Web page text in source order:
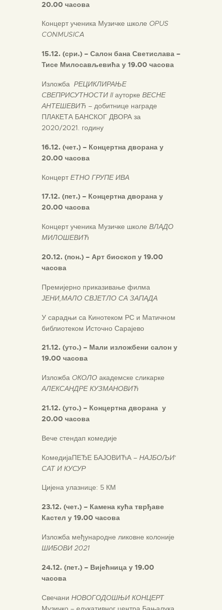
20.00 часова
Концерт ученика Музичке школе OPUS
CONMUSICA
15.12. (сри.) – Салон бана Светислава –
Тисе Милосављевића у 19.00 часова
Изложба РЕЦИКЛИРАЊЕ
СВЕПРИСУТНОСТИ IIауторке ВЕСНЕ
АНТЕШЕВИЋ – добитнице награде
ПЛАКЕТА БАНСКОГ ДВОРА за
2020/2021. годину
16.12. (чет.) – Концертна дворана у
20.00 часова
Концерт ЕТНО ГРУПЕ ИВА
17.12. (пет.) – Концертна дворана у
20.00 часова
Концерт ученика Музичке школе ВЛАДО
МИЛОШЕВИЋ
20.12. (пон.) – Арт биоскоп у 19.00
часова
Премијерно приказивање филма
ЈЕНИ,МАЛО СВЈЕТЛО СА ЗАПАДА
У сарадњи са Кинотеком РС и Матичном
библиотеком Источно Сарајево
21.12. (уто.) – Мали изложбени салон у
19.00 часова
Изложба OКОЛО академске сликарке
АЛЕКСАНДРЕ КУЗМАНОВИЋ
21.12. (уто.) – Концертна дворана у
20.00 часова
Вече стендап комедије
КомедијаПЕЂЕ БАЈОВИЋА – НАЈБОЉИ’
САТ И КУСУР
Цијена улазнице: 5 КМ
23.12. (чет.) – Камена кућа тврђаве
Кастел у 19.00 часова
Изложба међународне ликовне колоније
ШИБОВИ 2021
24.12. (пет.) – Вијећница у 19.00
часова
Свечани НОВОГОДОШЊИ КОНЦЕРТ